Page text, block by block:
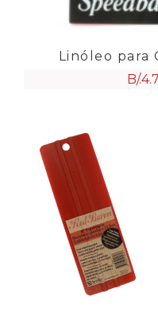
Linóleo para
B/.